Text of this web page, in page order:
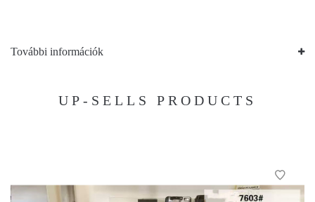
További információk
UP-SELLS PRODUCTS